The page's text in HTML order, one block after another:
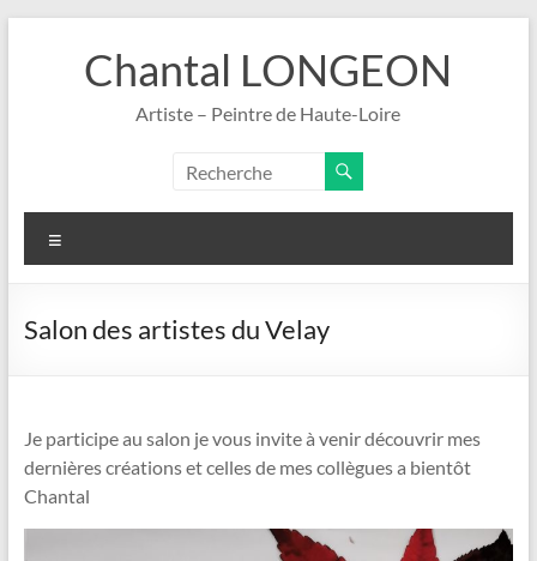
Chantal LONGEON
Artiste – Peintre de Haute-Loire
Salon des artistes du Velay
Je participe au salon je vous invite à venir découvrir mes
dernières créations et celles de mes collègues a bientôt
Chantal